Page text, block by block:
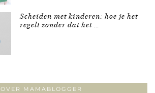
Scheiden met kinderen: hoe je het
regelt zonder dat het …
OVER MAMABLOGGER